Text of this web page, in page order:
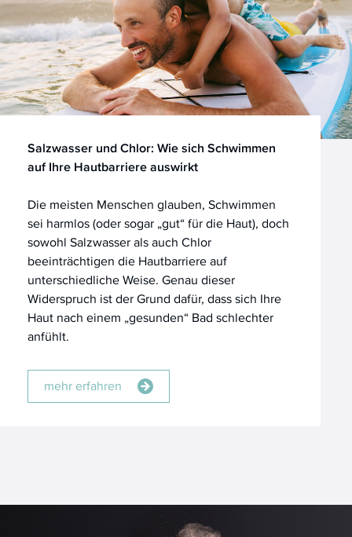
Salzwasser und Chlor: Wie sich Schwimmen
auf Ihre Hautbarriere auswirkt
Die meisten Menschen glauben, Schwimmen
sei harmlos (oder sogar „gut“ für die Haut), doch
sowohl Salzwasser als auch Chlor
beeinträchtigen die Hautbarriere auf
unterschiedliche Weise. Genau dieser
Widerspruch ist der Grund dafür, dass sich Ihre
Haut nach einem „gesunden“ Bad schlechter
anfühlt.
mehr erfahren